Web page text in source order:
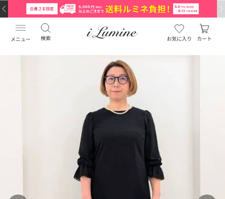
メニュー 検索 お気に入り カート